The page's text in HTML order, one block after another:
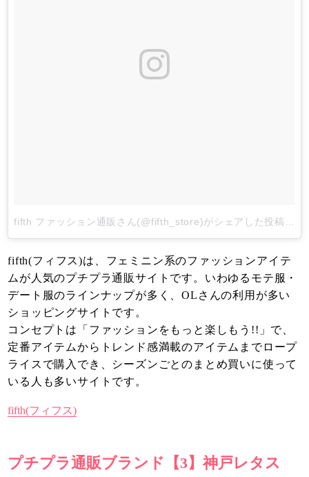
fifth ファッション通販さん(@fifth_store)がシェアした投稿
-
fifth(フィフス)は、フェミニン系のファッションアイテ
ムが人気のプチプラ通販サイトです。いわゆるモテ服・
デート服のラインナップが多く、OLさんの利用が多い
ショッピングサイトです。
コンセプトは「ファッションをもっと楽しもう!!」で、
定番アイテムからトレンド感満載のアイテムまでロープ
ライスで購入でき、シーズンごとのまとめ買いに使って
いる人も多いサイトです。
fifth(フィフス)
プチプラ通販ブランド【3】神戸レタス